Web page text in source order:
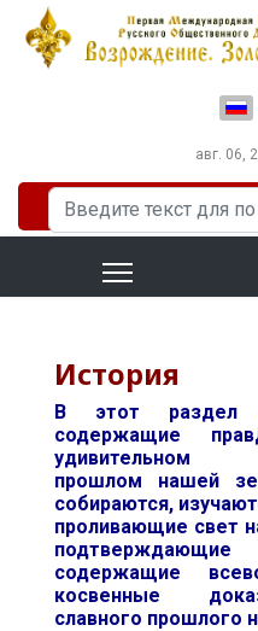
авг. 06,
Искать...
История
В этот раздел
содержащие
удивительном
прошлом нашей
собираются,
проливающие свет
содержащие
косвенные
славного прошлого